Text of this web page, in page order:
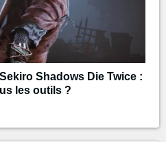
Shadows Die Twice :
les outils ?